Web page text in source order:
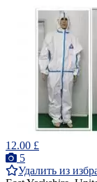
12.00 £
5
Удалить из